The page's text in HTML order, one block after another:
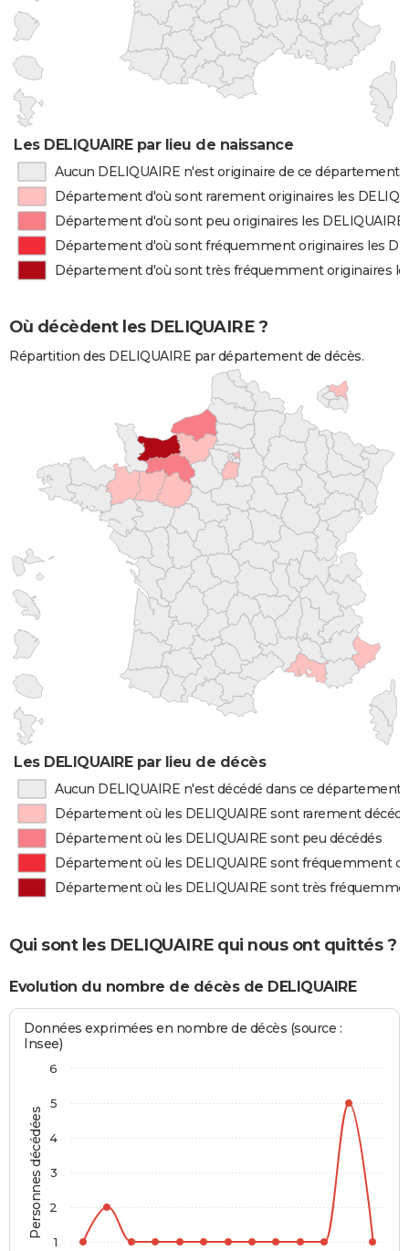
Les DELIQUAIRE par lieu de naissance
Aucun DELIQUAIRE n'est originaire de ce département
Département d'où sont rarement originaires les
Département d'où sont peu originaires les DELIQUAIRE
Département d'où sont fréquemment originaires les
Département d'où sont très fréquemment originaires
Où décèdent les DELIQUAIRE ?
Répartition des DELIQUAIRE par département de décès.
Les DELIQUAIRE par lieu de décès
Aucun DELIQUAIRE n'est décédé dans ce département
Département où les DELIQUAIRE sont rarement
Département où les DELIQUAIRE sont peu décédés
Département où les DELIQUAIRE sont fréquemment
Département où les DELIQUAIRE sont très
Qui sont les DELIQUAIRE qui nous ont quittés ?
Evolution du nombre de décès de DELIQUAIRE
Personnes décédées
Données exprimées en nombre de décès (source :
Insee)
1
2
3
4
5
6